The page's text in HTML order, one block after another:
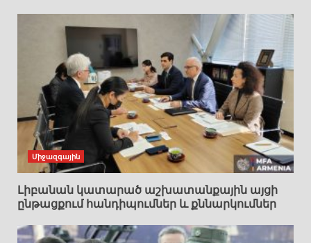
Միջազգային
Լիբանան կատարած աշխատանքային այցի
ընթացքում հանդիպումներ և քննարկումներ